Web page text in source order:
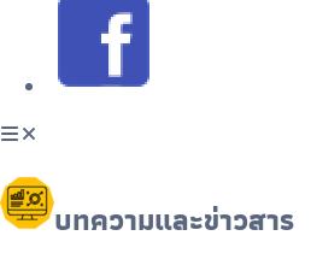
บทความและข่าวสาร